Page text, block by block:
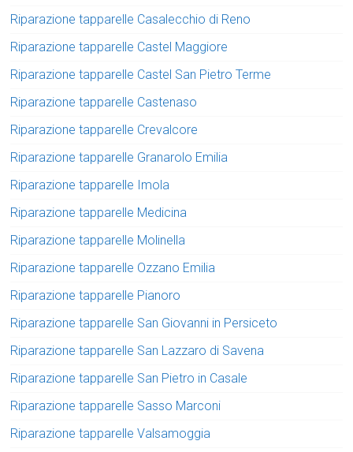
Riparazione tapparelle Casalecchio di Reno
Riparazione tapparelle Castel Maggiore
Riparazione tapparelle Castel San Pietro Terme
Riparazione tapparelle Castenaso
Riparazione tapparelle Crevalcore
Riparazione tapparelle Granarolo Emilia
Riparazione tapparelle Imola
Riparazione tapparelle Medicina
Riparazione tapparelle Molinella
Riparazione tapparelle Ozzano Emilia
Riparazione tapparelle Pianoro
Riparazione tapparelle San Giovanni in Persiceto
Riparazione tapparelle San Lazzaro di Savena
Riparazione tapparelle San Pietro in Casale
Riparazione tapparelle Sasso Marconi
Riparazione tapparelle Valsamoggia